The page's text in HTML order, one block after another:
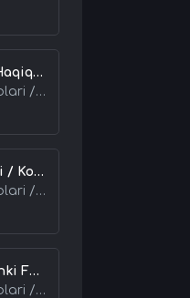
Oshkoralik Kuni / Haqiqat Oshkor Bo'lgan Kun / Sirlar Ochiladigan Kun 2026 HD Uzbek tilida Tarjima kino skachat tas-ix
Kinolar / AQSH kinolari / Tarjima kinolar
Koinot Hukmdorlari / Koinot Himoyachilari / Koinot Egalari 2026 HD Uzbek tilida tas-ix tarjima kino skachat
Kinolar / AQSH kinolari / Tarjima kinolar
Tungi Biznes / Kechki Faoliyat / Tijorat 2026 HD Uzbek tilida Tarjima kino skachat tas-ix
Kinolar / AQSH kinolari / Tarjima kinolar